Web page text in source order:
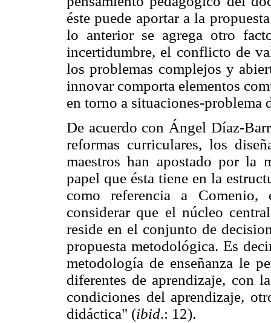
éste puede aportar a la
lo anterior se agrega otro
incertidumbre, el conflicto de
los problemas complejos y
innovar comporta elementos
en torno a situaciones-problema
De acuerdo con Ángel Díaz-
reformas curriculares, los
maestros han apostado por la
papel que ésta tiene en la
como referencia a Comenio,
considerar que el núcleo
reside en el conjunto de
propuesta metodológica. Es
metodología de enseñanza le
diferentes de aprendizaje, con
condiciones del aprendizaje,
didáctica" (ibid.: 12).